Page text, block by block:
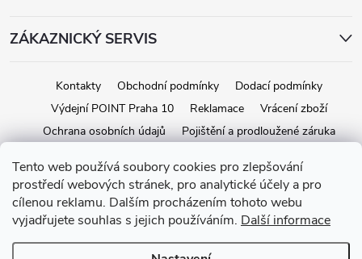
Tento web používá soubory cookies pro zlepšování
prostředí webových stránek, pro analytické účely a pro
cílenou reklamu. Dalším procházením tohoto webu
vyjadřujete souhlas s jejich používáním. Další informace
ZÁKAZNICKÝ SERVIS
Kontakty Obchodní podmínky
Dodací podmínky
Výdejní POINT Praha 10
Reklamace
Vrácení zboží
Ochrana osobních údajů
Pojištění a prodloužené záruka
Vytvořil Shoptet
Copyright 2026iStage.cz. Všechna práva vyhrazena.Upravit nastavení
cookies